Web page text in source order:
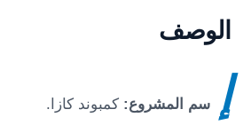
الوصف
إ سم المشروع:كمبوندكازا .